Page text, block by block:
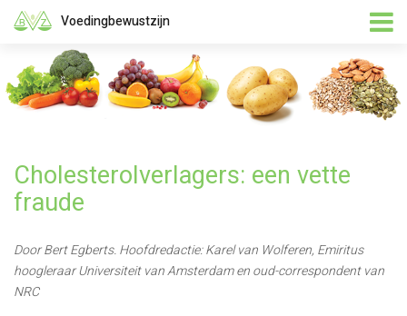
Voedingbewustzijn
Cholesterolverlagers: een vette
fraude
Door Bert Egberts. Hoofdredactie: Karel van Wolferen, Emiritus
hoogleraar Universiteit van Amsterdam en oud-correspondent van
NRC